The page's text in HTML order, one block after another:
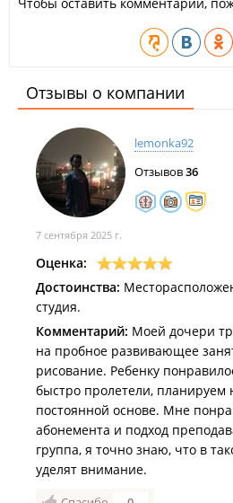
Отзывы о компании
lemonka92
Отзывов36
7 сентября 2025 г.
Оценка:
Достоинства:
студия.
Комментарий: Моей дочери
на пробное развивающее
рисование. Ребенку
быстро пролетели, планируем
постоянной основе. Мне
абонемента и подход
группа, я точно знаю, что в
уделят внимание.